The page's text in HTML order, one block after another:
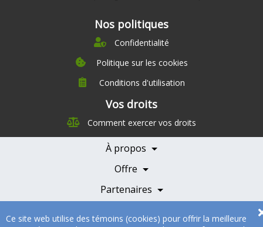
Ce site web utilise des témoins (cookies) pour offrir la meilleure
Nos politiques
Confidentialité
Politique sur les cookies
Conditions d'utilisation
Vos droits
Comment exercer vos droits
À propos
À propos
Nutrition
Offre
Témoignages
Partenaires
Nos partenaires
Devenir Partenaire
Professionnels de la santé
réservés.